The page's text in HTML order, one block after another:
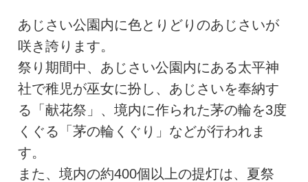
あじさい公園内に色とりどりのあじさいが
咲き誇ります。
祭り期間中、あじさい公園内にある太平神
社で稚児が巫女に扮し、あじさいを奉納す
る「献花祭」、境内に作られた茅の輪を3度
くぐる「茅の輪くぐり」などが行われま
す。
また、境内の約400個以上の提灯は、夏祭